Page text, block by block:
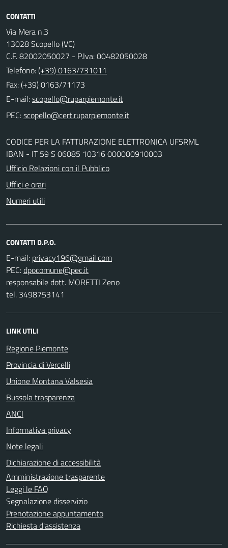
CONTATTI
Via Mera n.3
13028 Scopello (VC)
C.F. 82002050027 - P.Iva: 00482050028
Telefono:(+39) 0163/731011
Fax: (+39) 0163/71173
E-mail:
PEC:
CODICE PER LA FATTURAZIONE ELETTRONICA UF5RML
IBAN - IT 59 S 06085 10316 000000910003
Ufficio Relazioni con il Pubblico
Uffici e orari
Numeri utili
CONTATTI D.P.O.
E-mail:
PEC:
responsabile dott. MORETTI Zeno
tel. 3498753141
LINK UTILI
Regione Piemonte
Provincia di Vercelli
Unione Montana Valsesia
Bussola trasparenza
ANCI
Informativa privacy
Note legali
Dichiarazione di accessibilità
Amministrazione trasparente
Leggi le FAQ
Segnalazione disservizio
Prenotazione appuntamento
Richiesta d'assistenza